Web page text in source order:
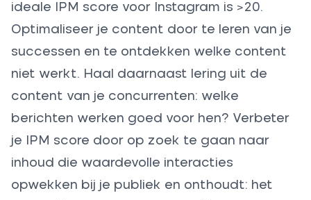
ideale IPM score voor Instagram is >20.
Optimaliseer je content door te leren van je
successen en te ontdekken welke content
niet werkt. Haal daarnaast lering uit de
content van je concurrenten: welke
berichten werken goed voor hen? Verbeter
je IPM score door op zoek te gaan naar
inhoud die waardevolle interacties
opwekken bij je publiek en onthoudt: het